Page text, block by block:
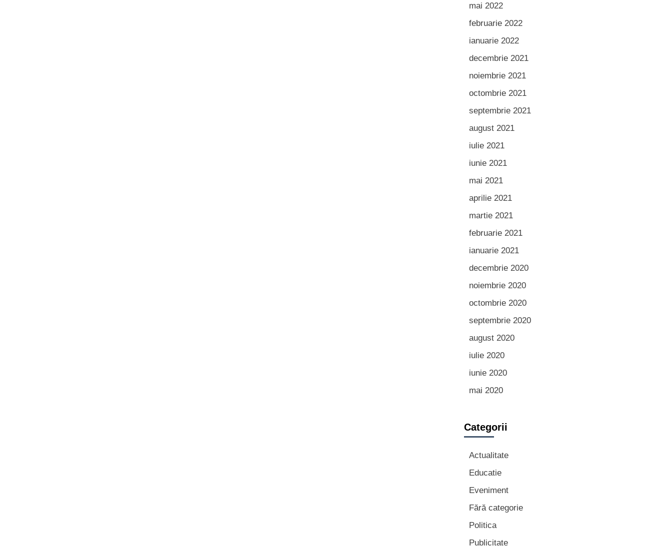
mai 2022
februarie 2022
ianuarie 2022
decembrie 2021
noiembrie 2021
octombrie 2021
septembrie 2021
august 2021
iulie 2021
iunie 2021
mai 2021
aprilie 2021
martie 2021
februarie 2021
ianuarie 2021
decembrie 2020
noiembrie 2020
octombrie 2020
septembrie 2020
august 2020
iulie 2020
iunie 2020
mai 2020
Categorii
Actualitate
Educatie
Eveniment
Fără categorie
Politica
Publicitate